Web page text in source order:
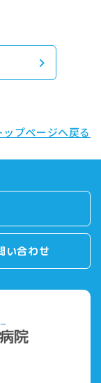
ップページへ戻る
い合わせ